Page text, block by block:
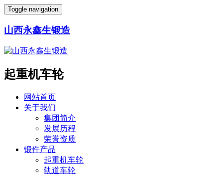
Toggle navigation
山西永鑫生锻造
起重机车轮
网站首页
关于我们
集团简介
发展历程
荣誉资质
锻件产品
起重机车轮
轨道车轮